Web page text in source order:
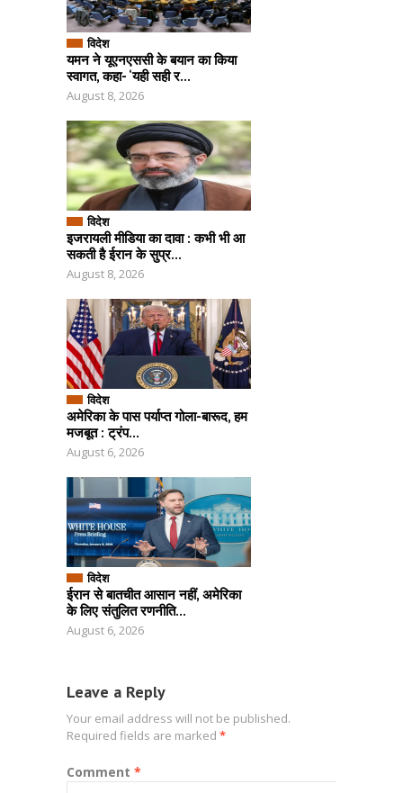
विदेश
यमन ने यूएनएससी के बयान का किया
स्वागत, कहा- ‘यही सही र...
August 8, 2026
विदेश
इजरायली मीडिया का दावा : कभी भी आ
सकती है ईरान के सुप्र...
August 8, 2026
विदेश
अमेरिका के पास पर्याप्त गोला-बारूद, हम
मजबूत : ट्रंप...
August 6, 2026
विदेश
ईरान से बातचीत आसान नहीं, अमेरिका
के लिए संतुलित रणनीति...
August 6, 2026
Leave a Reply
Your email address will not be published.
Required fields are marked *
Comment *